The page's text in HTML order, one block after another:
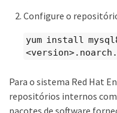
Configure o
yum install
Para o sistema Red Hat
repositórios internos